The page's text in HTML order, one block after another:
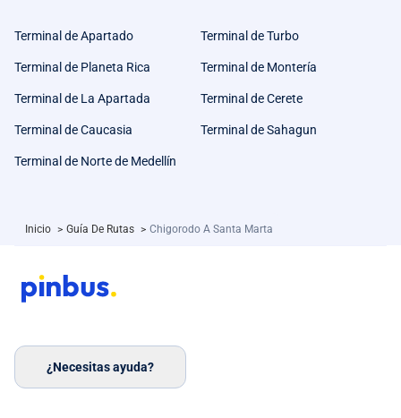
Terminal de Apartado Terminal de Turbo
Terminal de Planeta Rica Terminal de Montería
Terminal de La Apartada Terminal de Cerete
Terminal de Caucasia Terminal de Sahagun
Terminal de Norte de Medellín
Inicio > Guía De Rutas > Chigorodo A Santa Marta
¿Necesitas ayuda?